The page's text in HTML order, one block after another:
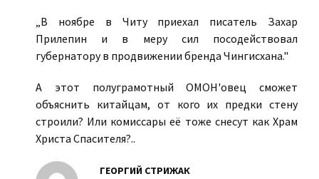
„В ноябре в Читу приехал писатель Захар
Прилепин и в меру сил посодействовал
губернатору в продвижении бренда Чингисхана.‌"
А этот ‍полуграмотный ОМОН'овец сможет
объяснить китайцам, от кого их предки стену
строили? Или комиссары её тоже снесут как Храм
Христа Спасителя?..
ГЕОРГИЙ СТРИЖАК